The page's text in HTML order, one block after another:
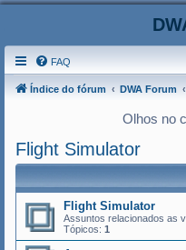
FAQ
Índice do fórum DWA Forum
Olhos no
Flight Simulator
Flight Simulator
Assuntos relacionados as
Tópicos: 1